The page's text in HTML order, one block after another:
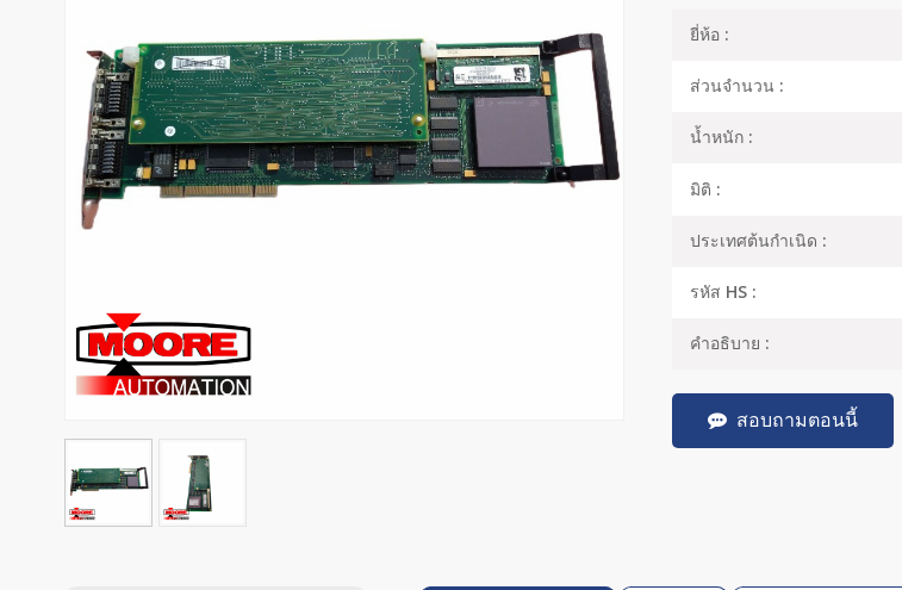
ยี่ห้อ :
ส่วนจำนวน :
น้ำหนัก :
มิติ :
ประเทศต้นกำเนิด :
รหัส HS :
คำอธิบาย :
สอบถามตอนนี้